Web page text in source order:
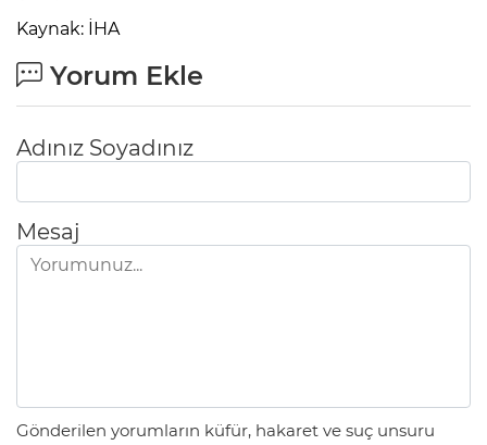
Kaynak: İHA
Yorum Ekle
Adınız Soyadınız
Mesaj
Gönderilen yorumların küfür, hakaret ve suç unsuru